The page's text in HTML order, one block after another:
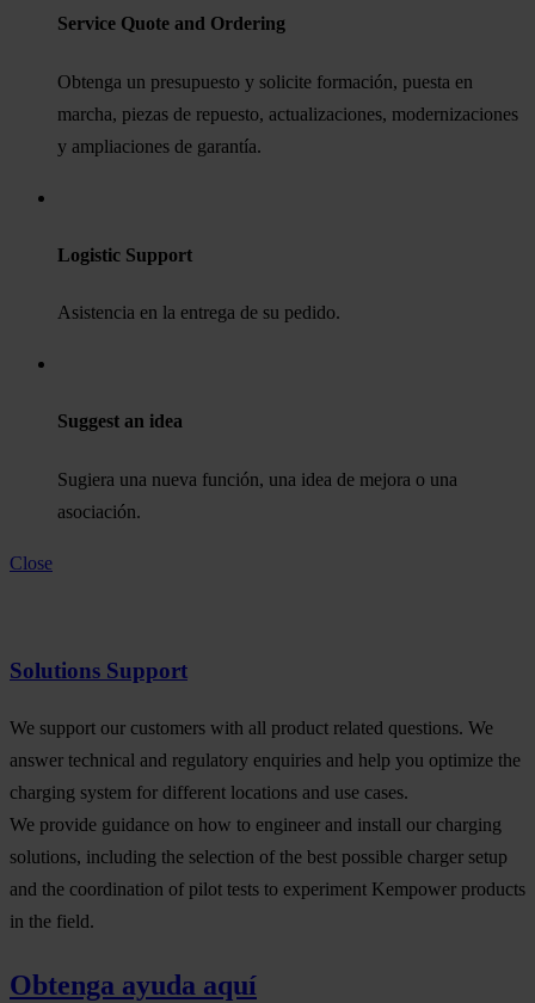
Service Quote and Ordering
Obtenga un presupuesto y solicite formación, puesta en
marcha, piezas de repuesto, actualizaciones, modernizaciones
y ampliaciones de garantía.
Logistic Support
Asistencia en la entrega de su pedido.
Suggest an idea
Sugiera una nueva función, una idea de mejora o una
asociación.
Close
Solutions Support
We support our customers with all product related questions. We
answer technical and regulatory enquiries and help you optimize the
charging system for different locations and use cases.
We provide guidance on how to engineer and install our charging
solutions, including the selection of the best possible charger setup
and the coordination of pilot tests to experiment Kempower products
in the field.
Obtenga ayuda aquí